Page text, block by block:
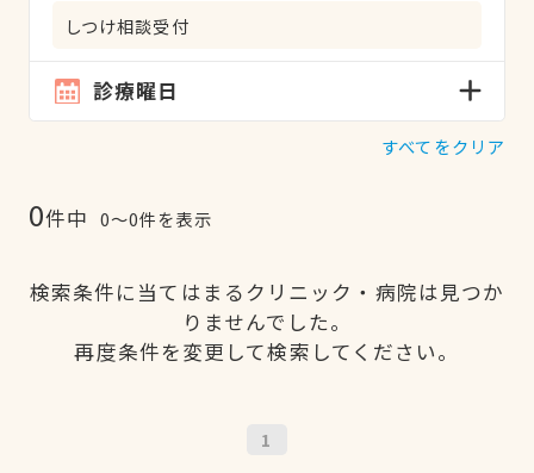
しつけ相談受付
診療曜日
すべてをクリア
0件中 0〜0件を表示
検索条件に当てはまるクリニック・病院は見つか
りませんでした。
再度条件を変更して検索してください。
1